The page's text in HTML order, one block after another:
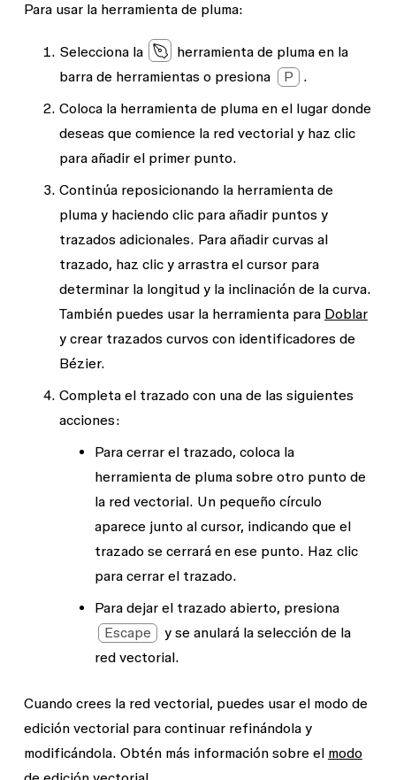
Para usar la herramienta de pluma:
Selecciona la herramienta de plumaen la
barra de herramientas o presiona
P
.
Coloca la herramienta de pluma en el lugar donde
deseas que comience la red vectorial y haz clic
para añadir el primer punto.
Continúa reposicionando la herramienta de
pluma y haciendo clic para añadir puntos y
trazados adicionales. Para añadir curvas al
trazado, haz clic y arrastra el cursor para
determinar la longitud y la inclinación de la curva.
También puedes usar la herramienta para Doblar
y crear trazados curvos con identificadores de
Bézier.
Completa el trazado con una de las siguientes
acciones:
Para cerrar el trazado, coloca la
herramienta de pluma sobre otro punto de
la red vectorial. Un pequeño círculo
aparece junto al cursor, indicando que el
trazado se cerrará en ese punto. Haz clic
para cerrar el trazado.
Para dejar el trazado abierto, presiona
Escape
y se anulará la selección de la
red vectorial.
Cuando crees la red vectorial, puedes usar el modo de
edición vectorial para continuar refinándola y
modificándola. Obtén más información sobre el modo